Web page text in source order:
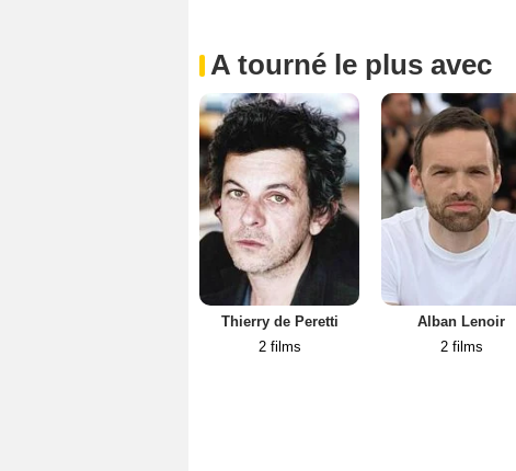
A tourné le plus avec
Thierry de Peretti
2 films
Alban Lenoir
2 films